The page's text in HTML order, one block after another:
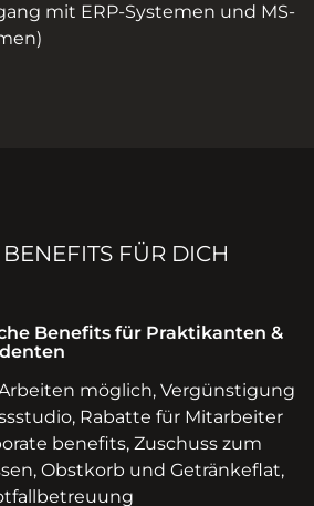
mit ERP-Systemen und MS-
FÜR DICH
Benefits für Praktikanten &
möglich, Vergünstigung
Rabatte für Mitarbeiter
benefits, Zuschuss zum
Obstkorb und Getränkeflat,